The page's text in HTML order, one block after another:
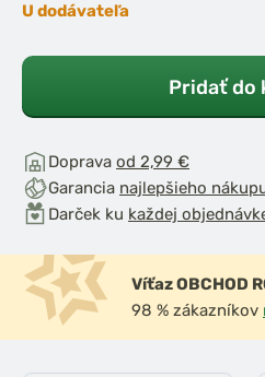
U dodávateľa
Pridať do
Doprava od 2,99 €
Garancia najlepšieho
Darček ku každej
Víťaz OBCHOD
98 % zákazníkov